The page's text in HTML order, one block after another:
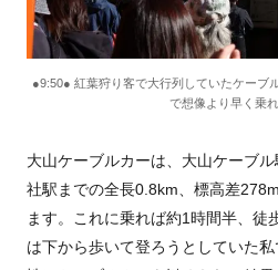
●9:50● 紅葉狩り客で大行列していたケーブ
で想像より早く乗れ
大山ケーブルカーは、大山ケーブ
社駅までの全長0.8km、標高差
ます。これに乗れば約1時間半、徒
は下から歩いて登ろうとしていた